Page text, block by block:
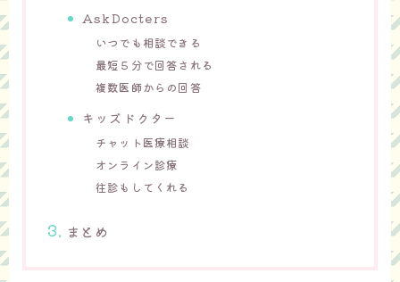
AskDocters
いつでも相談できる
最短５分で回答される
複数医師からの回答
キッズドクター
チャット医療相談
オンライン診療
往診もしてくれる
まとめ